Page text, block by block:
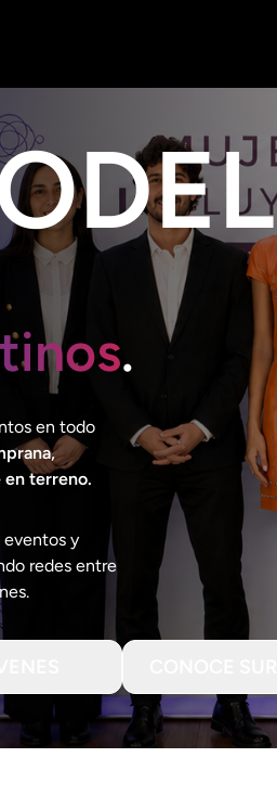
.
en todo
en terreno.
eventos y
redes entre